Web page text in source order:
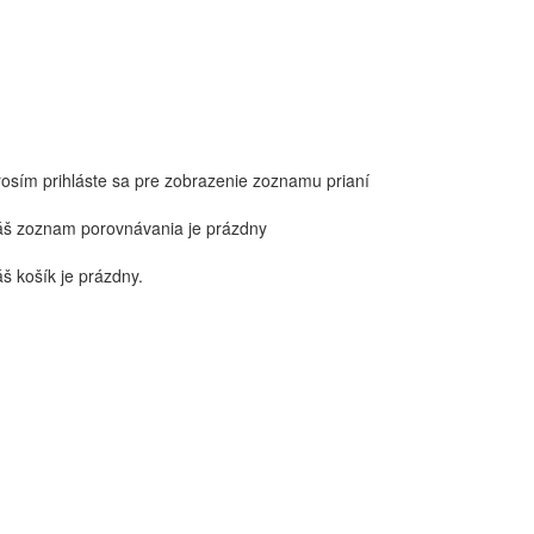
prihláste sa pre zobrazenie zoznamu prianí
zoznam porovnávania je prázdny
košík je prázdny.